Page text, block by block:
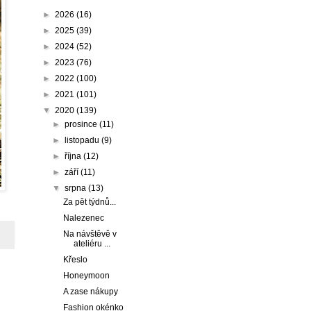
► 2026 (16)
► 2025 (39)
► 2024 (52)
► 2023 (76)
► 2022 (100)
► 2021 (101)
▼ 2020 (139)
►prosince(11)
►
listopadu(9)
►října(12)
►září(11)
▼srpna(13)
Za pět týdnů...
Nalezenec
Na návštěvě v
ateliéru ...
Křeslo
Honeymoon
A zase nákupy
Fashion okénko